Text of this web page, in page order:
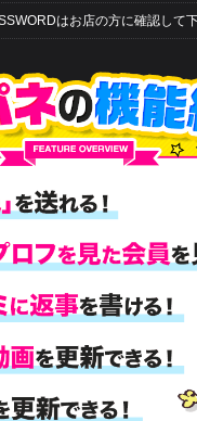
はお店の方に確認して下